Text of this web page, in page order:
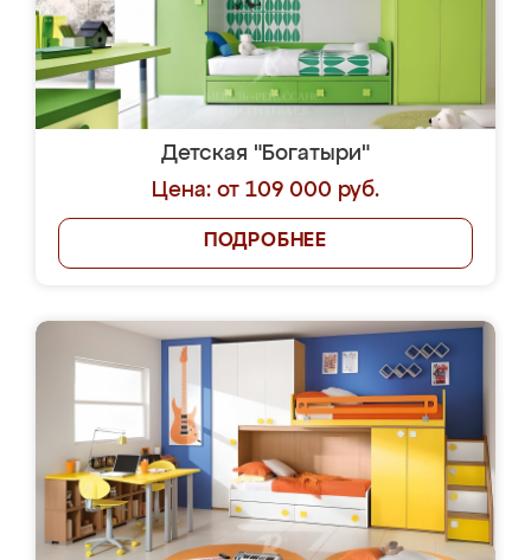
Детская "Богатыри"
Цена: от 109 000 руб.
ПОДРОБНЕЕ